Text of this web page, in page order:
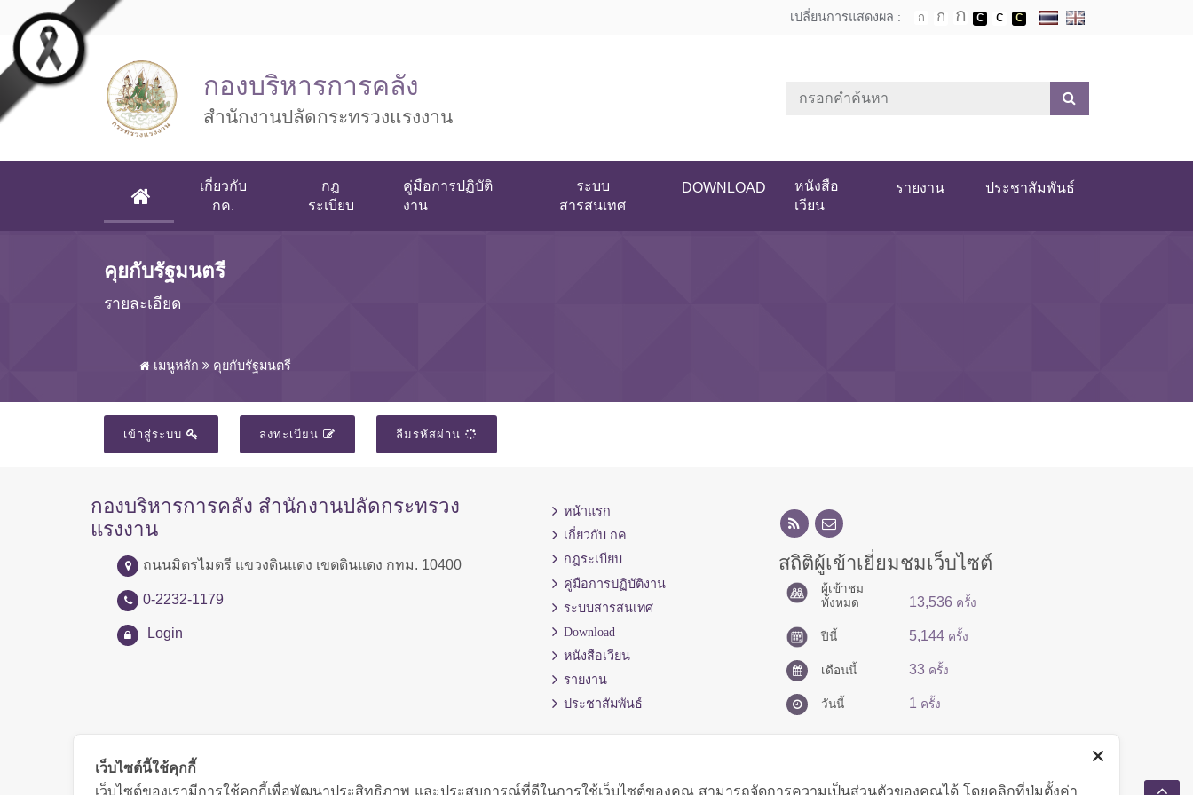
Skip to main content
เปลี่ยนการแสดงผล :
กองบริหารการคลัง
สำนักงานปลัดกระทรวงแรงงาน
(CURRENT)
เกี่ยวกับ
กค.
กฎ
ระเบียบ
คู่มือการปฏิบัติ
งาน
ระบบ
สารสนเทศ
DOWNLOAD
หนังสือ
เวียน
รายงาน ประชาสัมพันธ์
คุยกับรัฐมนตรี
รายละเอียด
เมนูหลัก คุยกับรัฐมนตรี
เข้าสู่ระบบ ลงทะเบียน ลืมรหัสผ่าน
กองบริหารการคลัง สำนักงานปลัดกระทรวง
แรงงาน
ถนนมิตรไมตรี แขวงดินแดง เขตดินแดง กทม. 10400
0-2232-1179
Login
หน้าแรก
เกี่ยวกับ กค.
กฎระเบียบ
คู่มือการปฏิบัติงาน
ระบบสารสนเทศ
Download
หนังสือเวียน
รายงาน
ประชาสัมพันธ์
สถิติผู้เข้าเยี่ยมชมเว็บไซต์
ผู้เข้าชม
ทั้งหมด
13,536 ครั้ง
ปีนี้ 5,144 ครั้ง
เดือนนี้ 33 ครั้ง
วันนี้ 1 ครั้ง
เว็บไซต์นี้ใช้คุกกี้
เว็บไซต์ของเรามีการใช้คุกกี้เพื่อพัฒนาประสิทธิภาพ และประสบการณ์ที่ดีในการใช้เว็บไซต์ของคุณ สามารถจัดการความเป็นส่วนตัวของคุณได้ โดยคลิกที่ปุ่มตั้งค่า